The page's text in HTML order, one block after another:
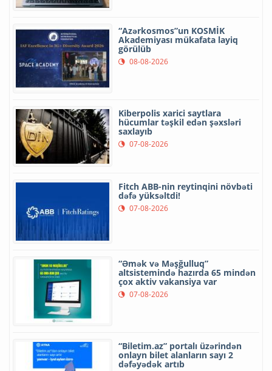
“Azərkosmos”un KOSMİK
Akademiyası mükafata layiq
görülüb
08-08-2026
Kiberpolis xarici saytlara
hücumlar təşkil edən şəxsləri
saxlayıb
07-08-2026
Fitch ABB-nin reytinqini növbəti
dəfə yüksəltdi!
07-08-2026
“Əmək və Məşğulluq”
altsistemində hazırda 65 mindən
çox aktiv vakansiya var
07-08-2026
“Biletim.az” portalı üzərindən
onlayn bilet alanların sayı 2
dəfəyədək artıb